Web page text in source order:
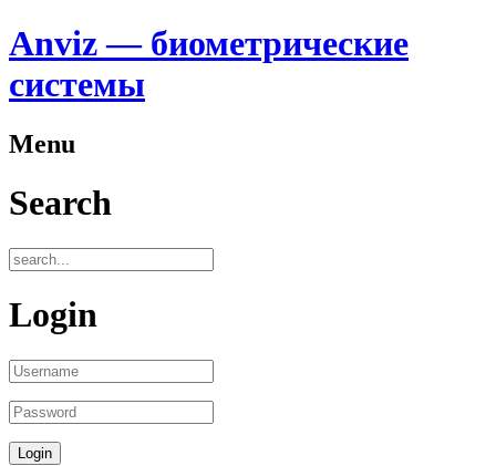
Anviz — биометрические
системы
Menu
Search
Login